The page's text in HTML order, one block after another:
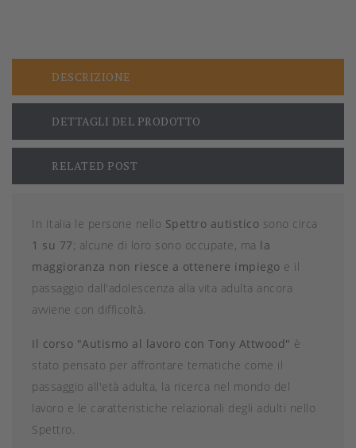
DESCRIZIONE
DETTAGLI DEL PRODOTTO
RELATED POST
In Italia le persone nello Spettro autistico sono circa
1 su 77; alcune di loro sono occupate, ma la
maggioranza non riesce a ottenere impiego e il
passaggio dall'adolescenza alla vita adulta ancora
avviene con difficoltà.
Il corso "Autismo al lavoro con Tony Attwood" è
stato pensato per affrontare tematiche come il
passaggio all'età adulta, la ricerca nel mondo del
lavoro e le caratteristiche relazionali degli adulti nello
Spettro.